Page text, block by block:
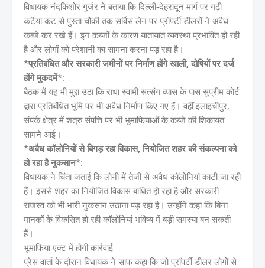
विधायक नंदकिशोर गुर्जर ने बताया कि दिल्ली-देहरादून मार्ग पर गढ़ी
कटैया कट से पुस्ता चौकी तक सर्विस लेन पर प्रॉपर्टी डीलरों ने अवैध
कब्जे कर रखे हैं। इन कब्जों के कारण यातायात व्यवस्था प्रभावित हो रही
है और लोगों को परेशानी का सामना करना पड़ रहा है।
*प्रतिबंधित और सरकारी जमीनों पर निर्माण होंगे खाली, दोषियों पर दर्ज
होंगे मुकदमें*:
बैठक में यह भी मुद्दा उठा कि राधा स्वामी सत्संग व्यास के पास सुप्रीम कोर्ट
द्वारा प्रतिबंधित भूमि पर भी अवैध निर्माण किए गए हैं। वहीं इलाइचीपुर,
संपर्क क्षेत्र में शत्रु संपत्ति पर भी भूमाफियाओं के कब्जे की शिकायत
सामने आई।
*अवैध कॉलोनियों से बिगड़ रहा विकास, नियोजित शहर की संकल्पना को
हो रहा है नुकसान*:
विधायक ने चिंता जताई कि लोनी में तेजी से अवैध कॉलोनियां काटी जा रही
हैं। इससे शहर का नियोजित विकास बाधित हो रहा है और सरकारी
राजस्व को भी भारी नुकसान उठाना पड़ रहा है। उन्होंने कहा कि बिना
मानकों के विकसित हो रही कॉलोनियां भविष्य में बड़ी समस्या बन सकती
हैं।
भूमाफिया एक्ट में होगी कार्रवाई
प्रेस वार्ता के दौरान विधायक ने साफ कहा कि जो प्रॉपर्टी डीलर लोगों से